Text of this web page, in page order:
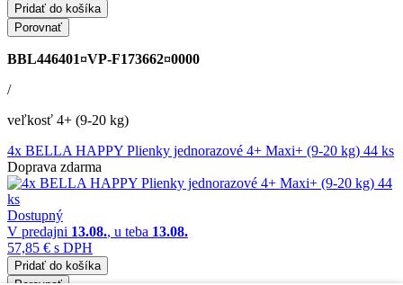
Pridať do košíka
Porovnať
BBL446401¤VP-F173662¤0000
/
veľkosť 4+ (9-20 kg)
4x BELLA HAPPY Plienky jednorazové 4+ Maxi+ (9-20 kg) 44 ks
Doprava zdarma
Dostupný
V predajni 13.08., u teba 13.08.
57,85 € s DPH
Pridať do košíka